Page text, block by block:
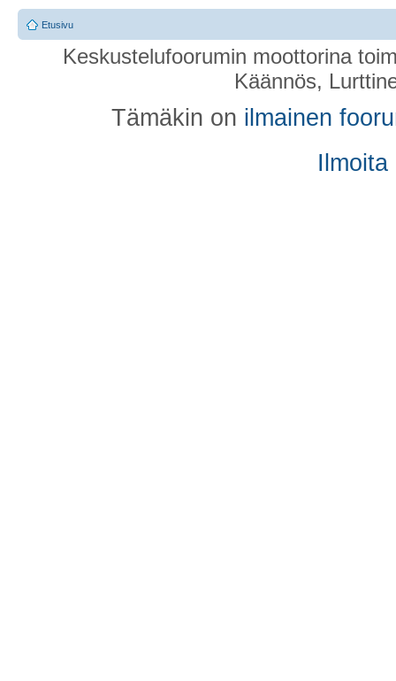
Etusivu
Keskustelufoorumin moottorina
Käännös,
Tämäkin on ilmainen